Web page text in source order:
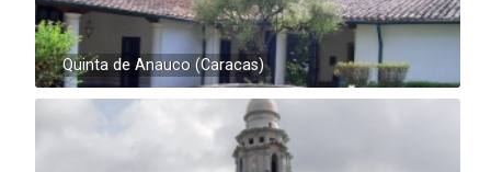
Quinta de Anauco (Caracas)